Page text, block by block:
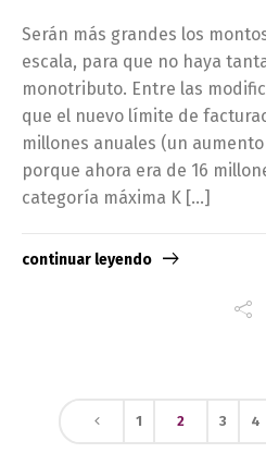
Serán más grandes los
escala, para que no haya
monotributo. Entre las
que el nuevo límite de
millones anuales (un
porque ahora era de 16
categoría máxima K […]
continuar leyendo
1 2 3 4